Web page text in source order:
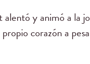
alentó y animó a
corazón a